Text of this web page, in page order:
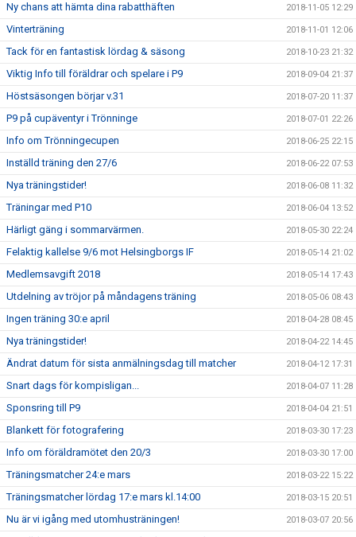
Ny chans att hämta dina rabatthäften 2018-11-05 12:29
Vinterträning 2018-11-01 12:06
Tack för en fantastisk lördag & säsong 2018-10-23 21:32
Viktig Info till föräldrar och spelare i P9 2018-09-04 21:37
Höstsäsongen börjar v.31 2018-07-20 11:37
P9 på cupäventyr i Trönninge 2018-07-01 22:26
Info om Trönningecupen 2018-06-25 22:15
Inställd träning den 27/6 2018-06-22 07:53
Nya träningstider! 2018-06-08 11:32
Träningar med P10 2018-06-04 13:52
Härligt gäng i sommarvärmen. 2018-05-30 22:24
Felaktig kallelse 9/6 mot Helsingborgs IF 2018-05-14 21:02
Medlemsavgift 2018 2018-05-14 17:43
Utdelning av tröjor på måndagens träning 2018-05-06 08:43
Ingen träning 30:e april 2018-04-28 08:45
Nya träningstider! 2018-04-22 14:45
Ändrat datum för sista anmälningsdag till matcher 2018-04-12 17:31
Snart dags för kompisligan... 2018-04-07 11:28
Sponsring till P9 2018-04-04 21:51
Blankett för fotografering 2018-03-30 17:23
Info om föräldramötet den 20/3 2018-03-30 17:00
Träningsmatcher 24:e mars 2018-03-22 15:22
Träningsmatcher lördag 17:e mars kl.14:00 2018-03-15 20:51
Nu är vi igång med utomhusträningen! 2018-03-07 20:56